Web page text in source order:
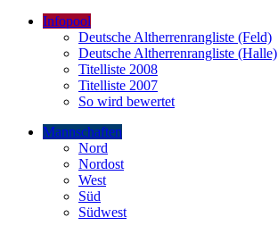
Infopool
Deutsche Altherrenrangliste (Feld)
Deutsche Altherrenrangliste (Halle)
Titelliste 2008
Titelliste 2007
So wird bewertet
Mannschaften
Nord
Nordost
West
Süd
Südwest